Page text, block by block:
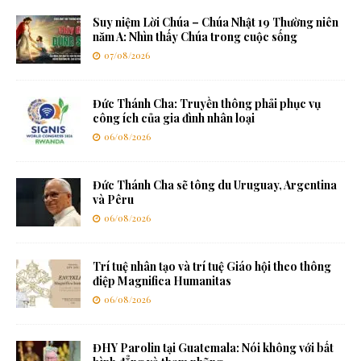
Suy niệm Lời Chúa – Chúa Nhật 19 Thường niên
năm A: Nhìn thấy Chúa trong cuộc sống
07/08/2026
Đức Thánh Cha: Truyền thông phải phục vụ
công ích của gia đình nhân loại
06/08/2026
Đức Thánh Cha sẽ tông du Uruguay, Argentina
và Pêru
06/08/2026
Trí tuệ nhân tạo và trí tuệ Giáo hội theo thông
điệp Magnifica Humanitas
06/08/2026
ĐHY Parolin tại Guatemala: Nói không với bất